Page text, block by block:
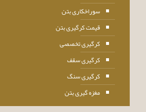
سوراخکاری بتن
قیمت کرگیری بتن
کرگیری تخصصی
کرگیری سقف
کرگیری سنگ
مغزه گیری بتن